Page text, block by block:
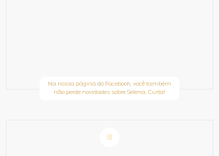
Na nossa página do Facebook, você também
não perde novidades sobre Selena. Curta!